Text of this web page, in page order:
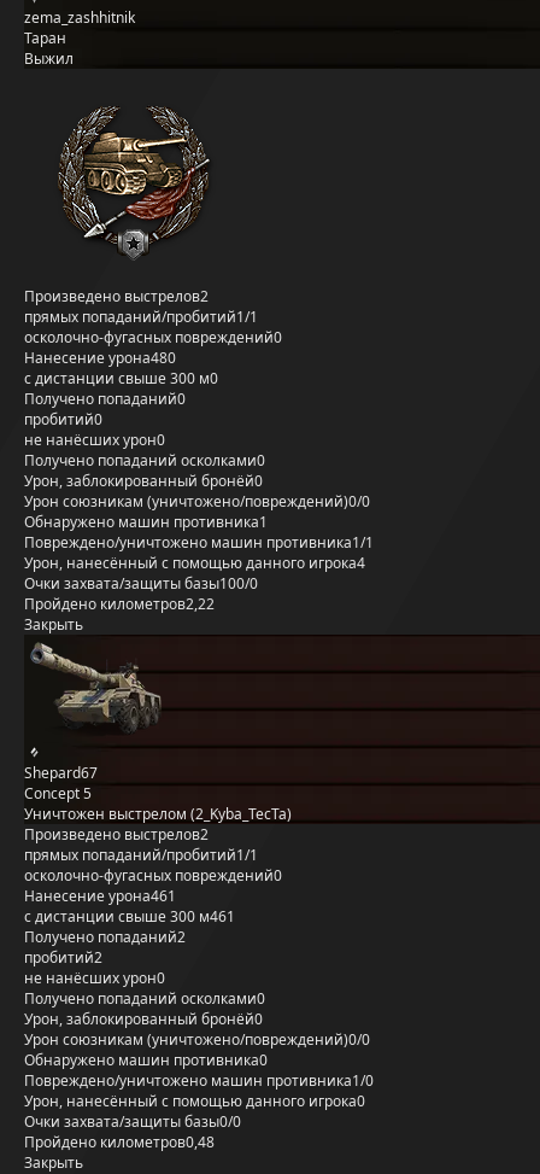
zema_zashhitnik
Таран
Выжил
Произведено выстрелов2
прямых попаданий/пробитий1/1
осколочно-фугасных повреждений0
Нанесение урона480
с дистанции свыше 300 м0
Получено попаданий0
пробитий0
не нанёсших урон0
Получено попаданий осколками0
Урон, заблокированный бронёй0
Урон союзникам (уничтожено/повреждений)0/0
Обнаружено машин противника1
Повреждено/уничтожено машин противника1/1
Урон, нанесённый с помощью данного игрока4
Очки захвата/защиты базы100/0
Пройдено километров2,22
Закрыть
Shepard67
Concept 5
Уничтожен выстрелом (2_Kyba_TecTa)
Произведено выстрелов2
прямых попаданий/пробитий1/1
осколочно-фугасных повреждений0
Нанесение урона461
с дистанции свыше 300 м461
Получено попаданий2
пробитий2
не нанёсших урон0
Получено попаданий осколками0
Урон, заблокированный бронёй0
Урон союзникам (уничтожено/повреждений)0/0
Обнаружено машин противника0
Повреждено/уничтожено машин противника1/0
Урон, нанесённый с помощью данного игрока0
Очки захвата/защиты базы0/0
Пройдено километров0,48
Закрыть